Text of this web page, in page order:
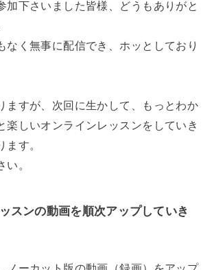
加下さいました皆様、どうもありがと
なく無事に配信でき、ホッとしており
ますが、次回に生かして、もっとわか
楽しいオンラインレッスンをしていき
ます。
い。
スンの動画を順次アップしていき